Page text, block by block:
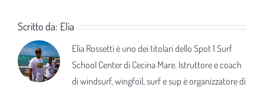
Scritto da: Elia
Elia Rossetti è uno dei titolari dello Spot 1 Surf
School Center di Cecina Mare. Istruttore e coach
di windsurf, wingfoil, surf e sup è organizzatore di